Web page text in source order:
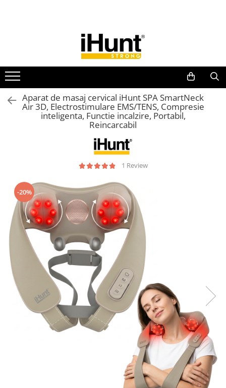
TELEFOANE & TABLETE IHUNT
Telefoane iHunt
Smartphone
Telefoane Rezistente
Telefoane Butoane
Boxe Portabile
Smartwatch
Accesorii smartwatch
ELECTROCASNICE
Aparate de Gătit
Oală sub Presiune
Slow Cooker
Grătar Grill
Gătit cu Aburi
Storcător
Deshidratoare
Aparate de Cafea
Aparat de masaj cervical iHunt SPA SmartNeck
Air 3D, Electrostimulare EMS/TENS, Compresie
inteligenta, Functie incalzire, Portabil,
Reincarcabil
1 Review
-20%